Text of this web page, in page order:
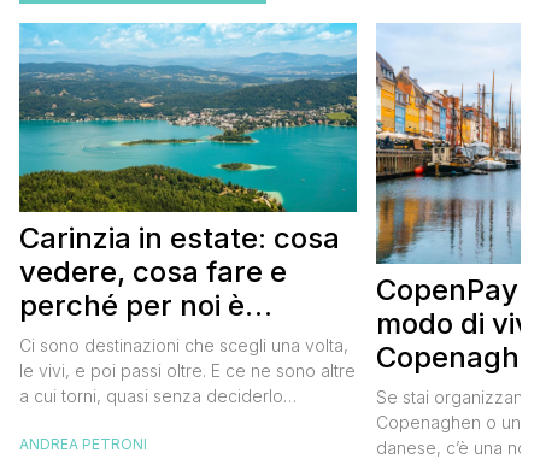
Carinzia in estate: cosa
vedere, cosa fare e
perché per noi è
diventata una
destinazione del cuore
Ci sono destinazioni che scegli una volta,
le vivi, e poi passi oltre. E ce ne sono altre
a cui torni, quasi senza deciderlo
richiamarti indietro più che il contrario. Per
ANDREA PETRONI
CopenPay:
modo di
meglio e
meno
Se stai
Copenaghen o un
danese, c’è una